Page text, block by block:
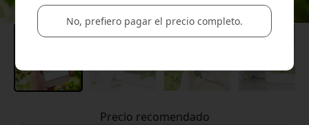
Precio recomendado
No, prefiero pagar el precio completo.